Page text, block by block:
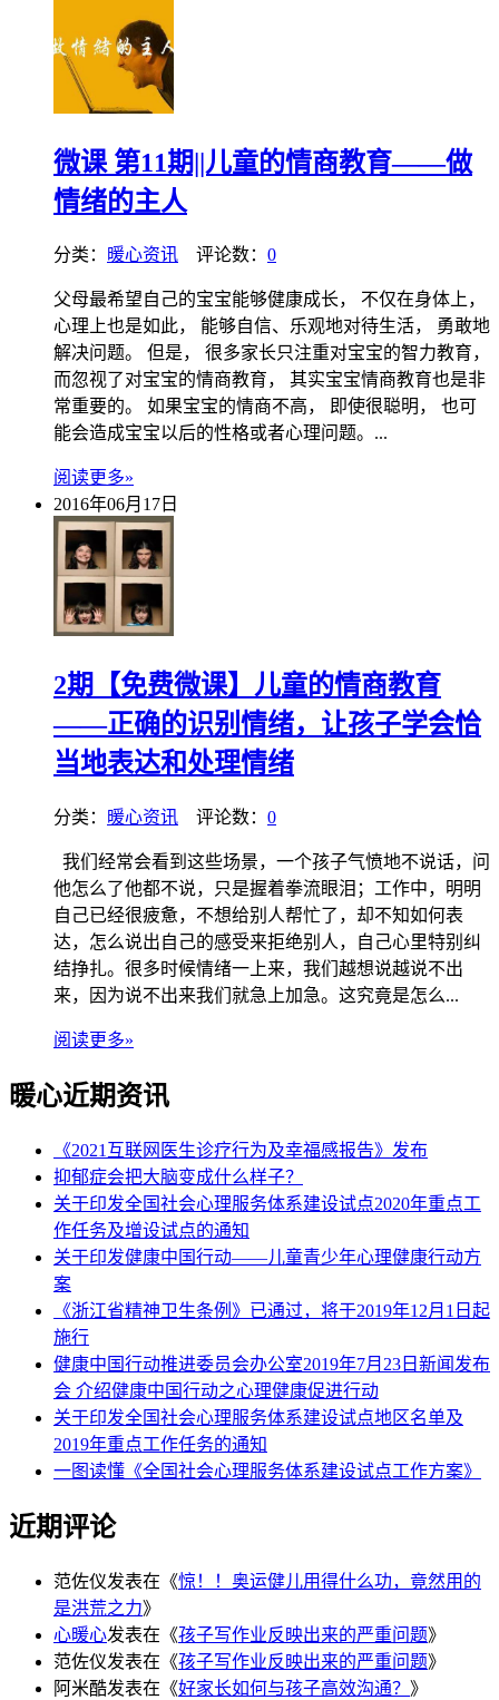
微课 第11期||儿童的情商教育——做
情绪的主人
分类： 暖心资讯 评论数： 0
父母最希望自己的宝宝能够健康成长， 不仅在身体上，
心理上也是如此， 能够自信、乐观地对待生活， 勇敢地
解决问题。 但是， 很多家长只注重对宝宝的智力教育，
而忽视了对宝宝的情商教育， 其实宝宝情商教育也是非
常重要的。 如果宝宝的情商不高， 即使很聪明， 也可
能会造成宝宝以后的性格或者心理问题。...
阅读更多»
2016年06月17日
2期【免费微课】儿童的情商教育
——正确的识别情绪，让孩子学会恰
当地表达和处理情绪
分类： 暖心资讯 评论数： 0
我们经常会看到这些场景，一个孩子气愤地不说话，问
他怎么了他都不说，只是握着拳流眼泪；工作中，明明
自己已经很疲惫，不想给别人帮忙了，却不知如何表
达，怎么说出自己的感受来拒绝别人，自己心里特别纠
结挣扎。很多时候情绪一上来，我们越想说越说不出
来，因为说不出来我们就急上加急。这究竟是怎么...
阅读更多»
暖心近期资讯
《2021互联网医生诊疗行为及幸福感报告》发布
抑郁症会把大脑变成什么样子？
关于印发全国社会心理服务体系建设试点2020年重点工
作任务及增设试点的通知
关于印发健康中国行动——儿童青少年心理健康行动方
案
《浙江省精神卫生条例》已通过，将于2019年12月1日起
施行
健康中国行动推进委员会办公室2019年7月23日新闻发布
会 介绍健康中国行动之心理健康促进行动
关于印发全国社会心理服务体系建设试点地区名单及
2019年重点工作任务的通知
一图读懂《全国社会心理服务体系建设试点工作方案》
近期评论
范佐仪发表在《惊！！奥运健儿用得什么功，竟然用的
是洪荒之力》
心暖心发表在《孩子写作业反映出来的严重问题》
范佐仪发表在《孩子写作业反映出来的严重问题》
阿米酷发表在《好家长如何与孩子高效沟通？ 》